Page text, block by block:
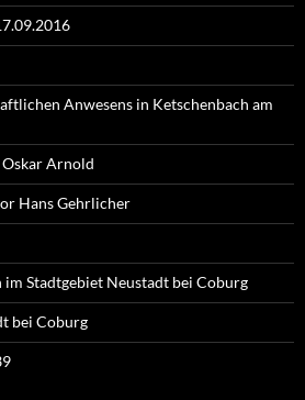
Anwesens in Ketschenbach am
Arnold
Hans Gehrlicher
Stadtgebiet Neustadt bei Coburg
bei Coburg